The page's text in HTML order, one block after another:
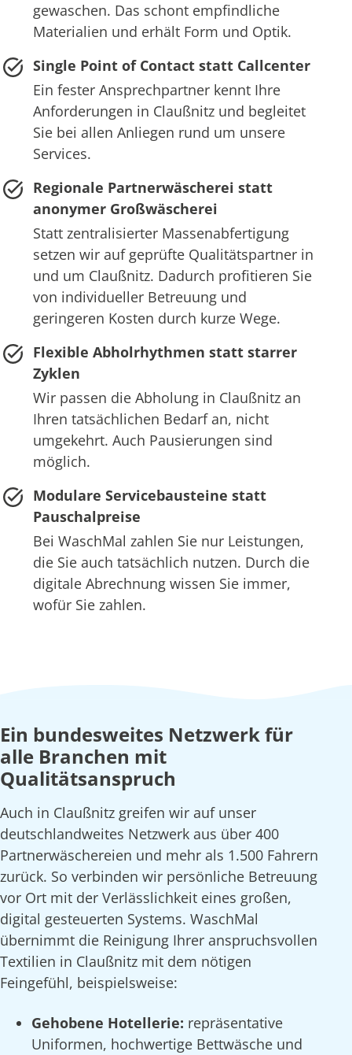
gewaschen. Das schont empfindliche
Materialien und erhält Form und Optik.
Single Point of Contact statt Callcenter
Ein fester Ansprechpartner kennt Ihre
Anforderungen in Claußnitz und begleitet
Sie bei allen Anliegen rund um unsere
Services.
Regionale Partnerwäscherei statt
anonymer Großwäscherei
Statt zentralisierter Massenabfertigung
setzen wir auf geprüfte Qualitätspartner in
und um Claußnitz. Dadurch profitieren Sie
von individueller Betreuung und
geringeren Kosten durch kurze Wege.
Flexible Abholrhythmen statt starrer
Zyklen
Wir passen die Abholung in Claußnitz an
Ihren tatsächlichen Bedarf an, nicht
umgekehrt. Auch Pausierungen sind
möglich.
Modulare Servicebausteine statt
Pauschalpreise
Bei WaschMal zahlen Sie nur Leistungen,
die Sie auch tatsächlich nutzen. Durch die
digitale Abrechnung wissen Sie immer,
wofür Sie zahlen.
Ein bundesweites Netzwerk für
alle Branchen mit
Qualitätsanspruch
Auch in Claußnitz greifen wir auf unser
deutschlandweites Netzwerk aus über 400
Partnerwäschereien und mehr als 1.500 Fahrern
zurück. So verbinden wir persönliche Betreuung
vor Ort mit der Verlässlichkeit eines großen,
digital gesteuerten Systems. WaschMal
übernimmt die Reinigung Ihrer anspruchsvollen
Textilien in Claußnitz mit dem nötigen
Feingefühl, beispielsweise:
Gehobene Hotellerie: repräsentative
Uniformen, hochwertige Bettwäsche und